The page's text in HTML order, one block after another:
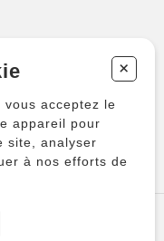
D'OZ
+
vous acceptez le
appareil pour
site, analyser
à nos efforts de